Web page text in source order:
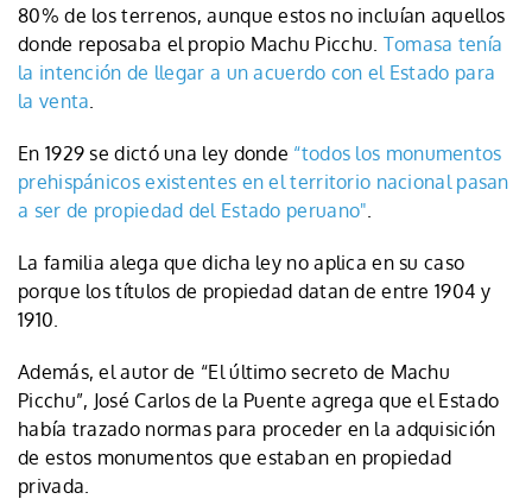
80% de los terrenos, aunque estos no incluían aquellos
donde reposaba el propio Machu Picchu. Tomasa tenía
la intención de llegar a un acuerdo con el Estado para
la venta
En 1929 se dictó una ley donde “todos los monumentos
prehispánicos existentes en el territorio nacional pasan
a ser de propiedad del Estado peruano"
La familia alega que dicha ley no aplica en su caso
porque los títulos de propiedad datan de entre 1904 y
1910.
Además, el autor de “El último secreto de Machu
Picchu”, José Carlos de la Puente agrega que el Estado
había trazado normas para proceder en la adquisición
de estos monumentos que estaban en propiedad
privada.